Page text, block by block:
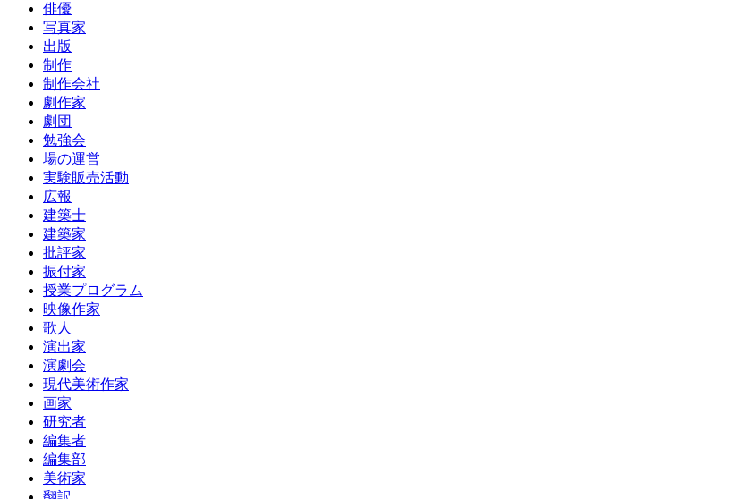
俳優
写真家
出版
制作
制作会社
劇作家
劇団
勉強会
場の運営
実験販売活動
広報
建築士
建築家
批評家
振付家
授業プログラム
映像作家
歌人
演出家
演劇会
現代美術作家
画家
研究者
編集者
編集部
美術家